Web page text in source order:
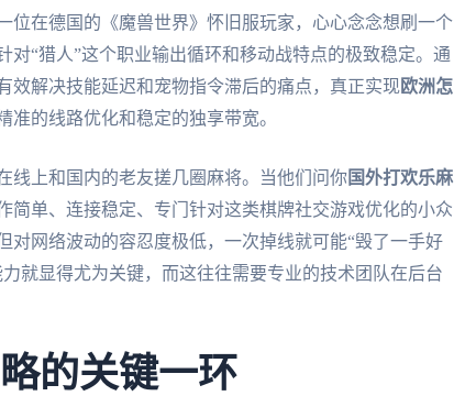
位在德国的《魔兽世界》怀旧服玩家，心心念念想刷一个
“猎人”这个职业输出循环和移动战特点的极致稳定。通
效解决技能延迟和宠物指令滞后的痛点，真正实现欧洲怎
的线路优化和稳定的独享带宽。
线上和国内的老友搓几圈麻将。当他们问你国外打欢乐麻
简单、连接稳定、专门针对这类棋牌社交游戏优化的小众
对网络波动的容忍度极低，一次掉线就可能“毁了一手好
就显得尤为关键，而这往往需要专业的技术团队在后台
的关键一环